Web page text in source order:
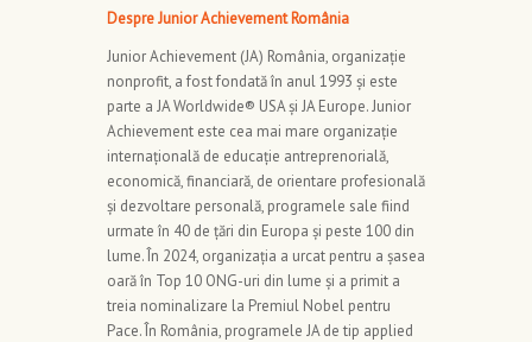
Despre Junior Achievement România
Junior Achievement (JA) România, organizație
nonprofit, a fost fondată în anul 1993 și este
parte a JA Worldwide® USA și JA Europe. Junior
Achievement este cea mai mare organizație
internațională de educație antreprenorială,
economică, financiară, de orientare profesională
și dezvoltare personală, programele sale fiind
urmate în 40 de țări din Europa și peste 100 din
lume. În 2024, organizația a urcat pentru a șasea
oară în Top 10 ONG-uri din lume și a primit a
treia nominalizare la Premiul Nobel pentru
Pace. În România, programele JA de tip applied